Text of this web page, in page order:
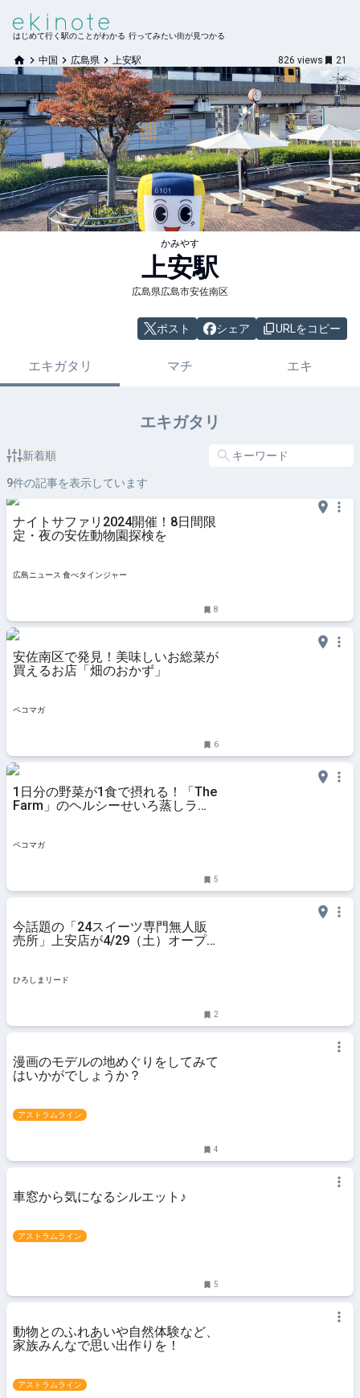
はじめて行く駅のことがわかる 行ってみたい街が見つかる
中国 広島県 上安駅 826 views 21
かみやす
上安駅
広島県広島市安佐南区
ポスト シェア URLをコピー
エキガタリ マチ エキ
エキガタリ
新着順
9件の記事を表示しています
ナイトサファリ2024開催！8日間限
定・夜の安佐動物園探検を
広島ニュース 食べタインジャー
8
安佐南区で発見！美味しいお総菜が
買えるお店「畑のおかず」
ペコマガ
6
1日分の野菜が1食で摂れる！「The
Farm」のヘルシーせいろ蒸しラン
ペコマガ
5
今話題の「24スイーツ専門無人販
売所」上安店が4/29（土）オープ
ひろしまリード
2
漫画のモデルの地めぐりをしてみて
はいかがでしょうか？
アストラムライン
4
車窓から気になるシルエット♪
アストラムライン
5
動物とのふれあいや自然体験など、
家族みんなで思い出作りを！
アストラムライン